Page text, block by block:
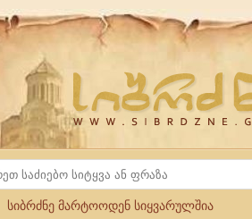
Website
Sibrdzne.ge
სიბრძნე მარტოოდენ სიყვარულშია